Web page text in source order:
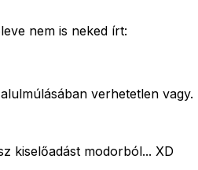
nem is neked írt:
verhetetlen vagy.
kiselőadást modorból... XD